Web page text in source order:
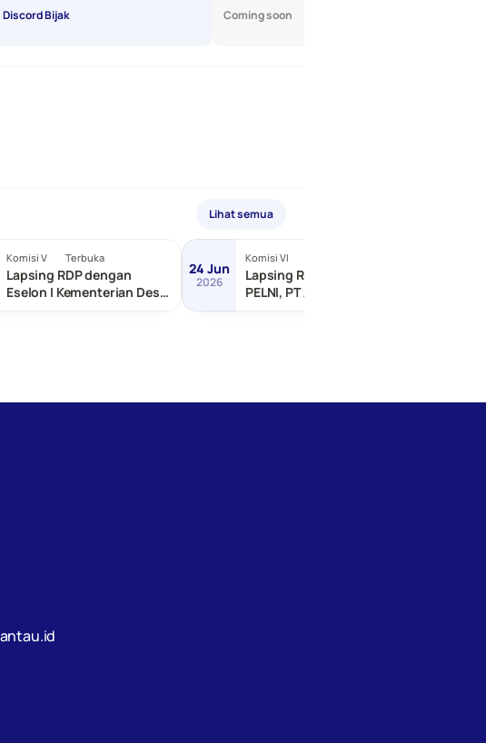
Discord Bijak Coming soon
Lihat semua
Komisi V Terbuka
Lapsing RDP dengan
Eselon I Kementerian Desa
24 Jun
2026
Komisi VI
Lapsing RDP dengan PT
PELNI, PT ASDP Indonesia,